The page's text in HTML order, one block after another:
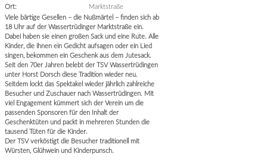
Ort:
Marktstraße
Viele bärtige Gesellen – die Nußmärtel – finden sich ab
18 Uhr auf der Wassertrüdinger Marktstraße ein.
Dabei haben sie einen großen Sack und eine Rute. Alle
Kinder, die ihnen ein Gedicht aufsagen oder ein Lied
singen, bekommen ein Geschenk aus dem Jutesack.
Seit den 70er Jahren belebt der TSV Wassertrüdingen
unter Horst Dorsch diese Tradition wieder neu.
Seitdem lockt das Spektakel wieder jährlich zahlreiche
Besucher und Zuschauer nach Wassertrüdingen. Mit
viel Engagement kümmert sich der Verein um die
passenden Sponsoren für den Inhalt der
Geschenktüten und packt in mehreren Stunden die
tausend Tüten für die Kinder.
Der TSV verköstigt die Besucher traditionell mit
Würsten, Glühwein und Kinderpunsch.